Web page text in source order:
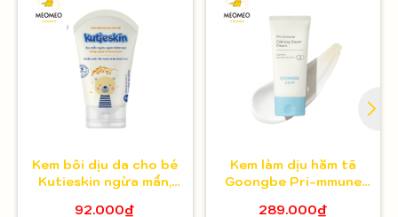
Kem bôi dịu da cho bé
Kutieskin ngừa mẩn,
92.000₫
Kem làm dịu hăm tã
Goongbe Pri-mmune
289.000₫